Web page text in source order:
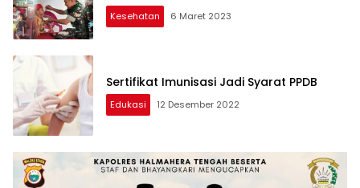
Kesehatan 6 Maret 2023
Sertifikat Imunisasi Jadi Syarat PPDB
Edukasi 12 Desember 2022